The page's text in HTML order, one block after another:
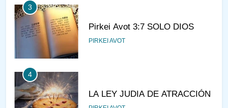
4
LA LEY JUDIA DE ATRACCIÓN
5
LA RECOMPENSA QUE HAY